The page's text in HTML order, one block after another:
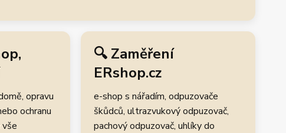
opravu
ochranu
🔍 Zaměření
ERshop.cz
e-shop s nářadím, odpuzovače
škůdců, ultrazvukový odpuzovač,
pachový odpuzovač, uhlíky do